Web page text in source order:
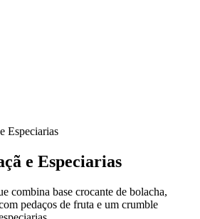
Especiarias
e Especiarias
combina base crocante de bolacha,
pedaços de fruta e um crumble